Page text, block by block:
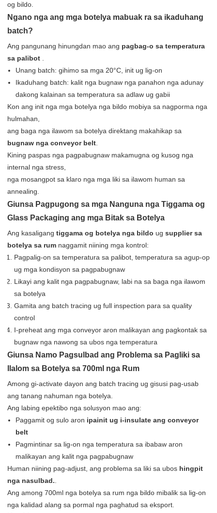
og bildo.
Ngano nga ang mga botelya mabuak ra sa ikaduhang
batch?
Ang pangunang hinungdan mao ang pagbag-o sa temperatura
sa palibot .
Unang batch: gihimo sa mga 20°C, init ug lig-on
Ikaduhang batch: kalit nga bugnaw nga panahon nga adunay
dakong kalainan sa temperatura sa adlaw ug gabii
Kon ang init nga mga botelya nga bildo mobiya sa nagporma nga
hulmahan,
ang baga nga ilawom sa botelya direktang makahikap sa
bugnaw nga conveyor belt.
Kining paspas nga pagpabugnaw makamugna og kusog nga
internal nga stress,
nga mosangpot sa klaro nga mga liki sa ilawom human sa
annealing.
Giunsa Pagpugong sa mga Nanguna nga Tiggama og
Glass Packaging ang mga Bitak sa Botelya
Ang kasaligang tiggama og botelya nga bildo ug supplier sa
botelya sa rum naggamit niining mga kontrol:
Pagpalig-on sa temperatura sa palibot, temperatura sa agup-op
ug mga kondisyon sa pagpabugnaw
Likayi ang kalit nga pagpabugnaw, labi na sa baga nga ilawom
sa botelya
Gamita ang batch tracing ug full inspection para sa quality
control
I-preheat ang mga conveyor aron malikayan ang pagkontak sa
bugnaw nga nawong sa ubos nga temperatura
Giunsa Namo Pagsulbad ang Problema sa Pagliki sa
Ilalom sa Botelya sa 700ml nga Rum
Among gi-activate dayon ang batch tracing ug gisusi pag-usab
ang tanang nahuman nga botelya.
Ang labing epektibo nga solusyon mao ang:
Paggamit og sulo aron ipainit ug i-insulate ang conveyor
belt
Pagmintinar sa lig-on nga temperatura sa ibabaw aron
malikayan ang kalit nga pagpabugnaw
Human niining pag-adjust, ang problema sa liki sa ubos hingpit
nga nasulbad..
Ang among 700ml nga botelya sa rum nga bildo mibalik sa lig-on
nga kalidad alang sa pormal nga paghatud sa eksport.